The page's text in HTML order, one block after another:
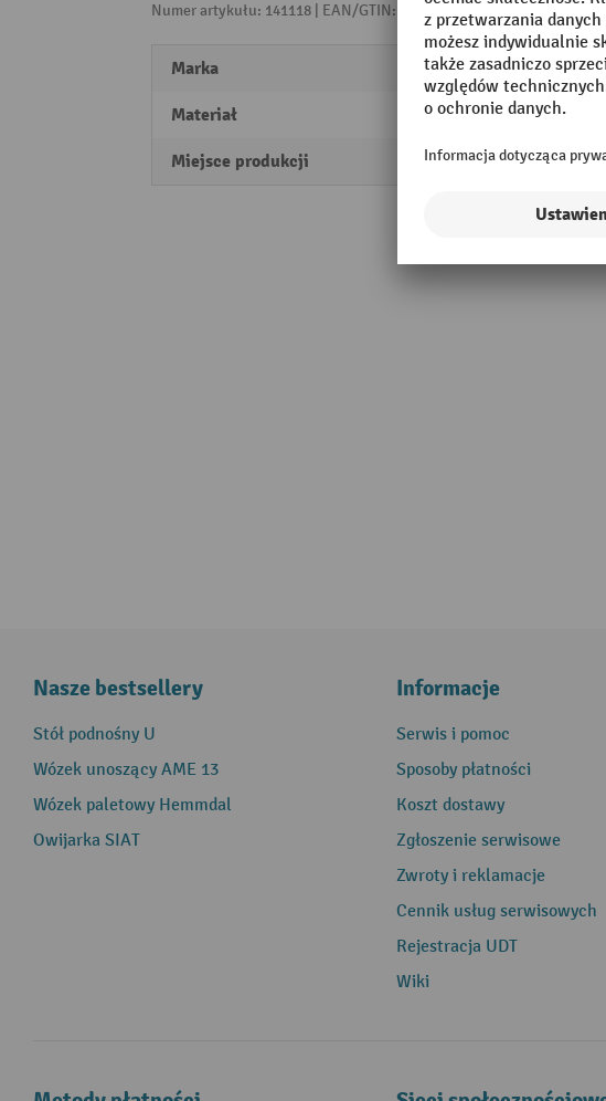
Numer artykułu: 141118 | EAN/GTIN: 4014296034768 Z kategorii:
Marka Topstar®
Materiał Polipropylen (PP)
Miejsce produkcji Made in Germany
Nasze bestsellery
Stół podnośny U
Wózek unoszący AME 13
Wózek paletowy Hemmdal
Owijarka SIAT
Informacje
Serwis i pomoc
Sposoby płatności
Koszt dostawy
Zgłoszenie serwisowe
Zwroty i reklamacje
Cennik usług serwisowych
Rejestracja UDT
Wiki